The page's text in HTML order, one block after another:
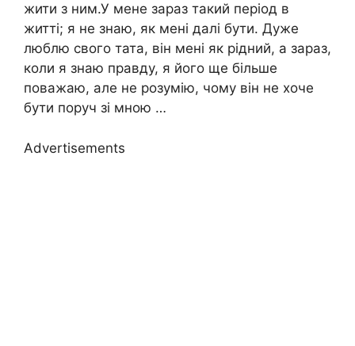
жити з ним.У мене зараз такий період в
житті; я не знаю, як мені далі бути. Дуже
люблю свого тата, він мені як рідний, а зараз,
коли я знаю правду, я його ще більше
поважаю, але не розумію, чому він не хоче
бути поруч зі мною …
Advertisements